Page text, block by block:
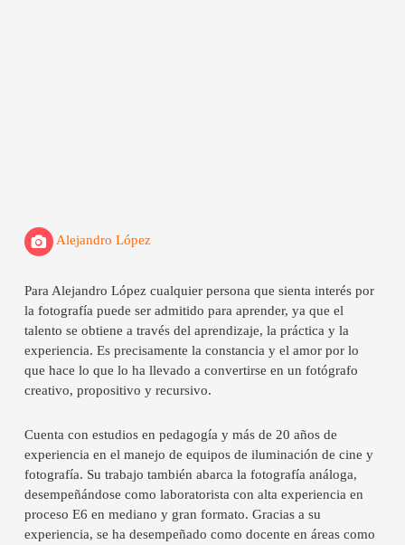
Alejandro López
Para Alejandro López cualquier persona que sienta interés por
la fotografía puede ser admitido para aprender, ya que el
talento se obtiene a través del aprendizaje, la práctica y la
experiencia. Es precisamente la constancia y el amor por lo
que hace lo que lo ha llevado a convertirse en un fotógrafo
creativo, propositivo y recursivo.
Cuenta con estudios en pedagogía y más de 20 años de
experiencia en el manejo de equipos de iluminación de cine y
fotografía. Su trabajo también abarca la fotografía análoga,
desempeñándose como laboratorista con alta experiencia en
proceso E6 en mediano y gran formato. Gracias a su
experiencia, se ha desempeñado como docente en áreas como